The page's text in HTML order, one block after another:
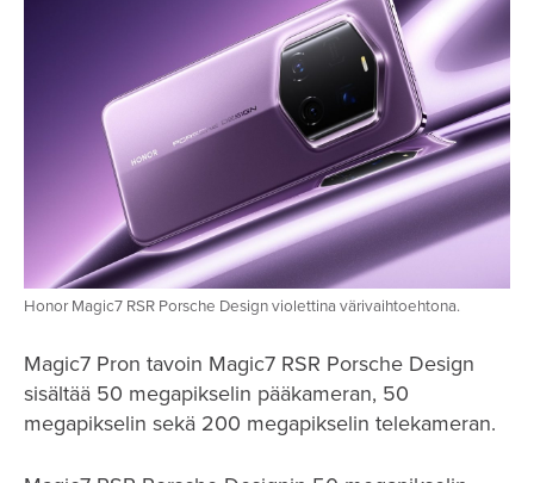
Honor Magic7 RSR Porsche Design violettina värivaihtoehtona.
Magic7 Pron tavoin Magic7 RSR Porsche Design
sisältää 50 megapikselin pääkameran, 50
megapikselin sekä 200 megapikselin telekameran.